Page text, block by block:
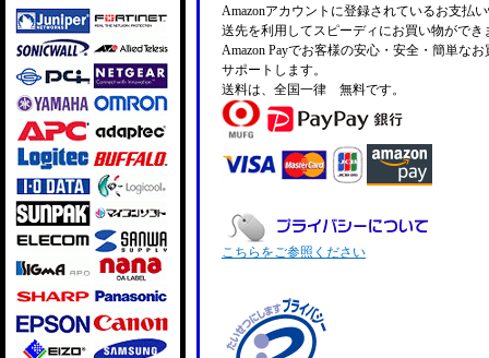
Amazonアカウントに登録されているお支払
送先を利用してスピーディにお買い物ができ
Amazon Payでお客様の安心・安全・簡単な
サポートします。
送料は、全国一律 無料です。
こちらをご参照ください